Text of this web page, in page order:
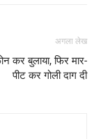
अगला लेख
कर बुलाया, फिर मार-
पीट कर गोली दाग दी